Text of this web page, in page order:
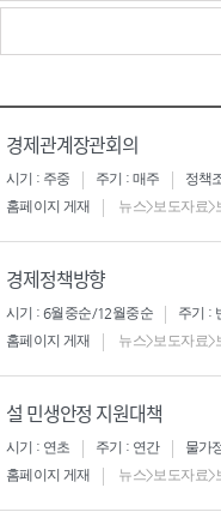
경제관계장관회의
시기 : 주중 주기 : 매주
정책
홈페이지 게재
뉴스>보도자료>
경제정책방향
시기 : 6월중순/12월중순 주기 :
홈페이지 게재
뉴스>보도자료>
설 민생안정 지원대책
시기 : 연초 주기 : 연간
물가
홈페이지 게재
뉴스>보도자료>